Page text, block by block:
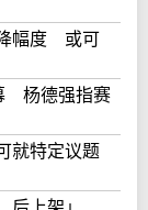
幅度 或可
杨德强指赛
就特定议题